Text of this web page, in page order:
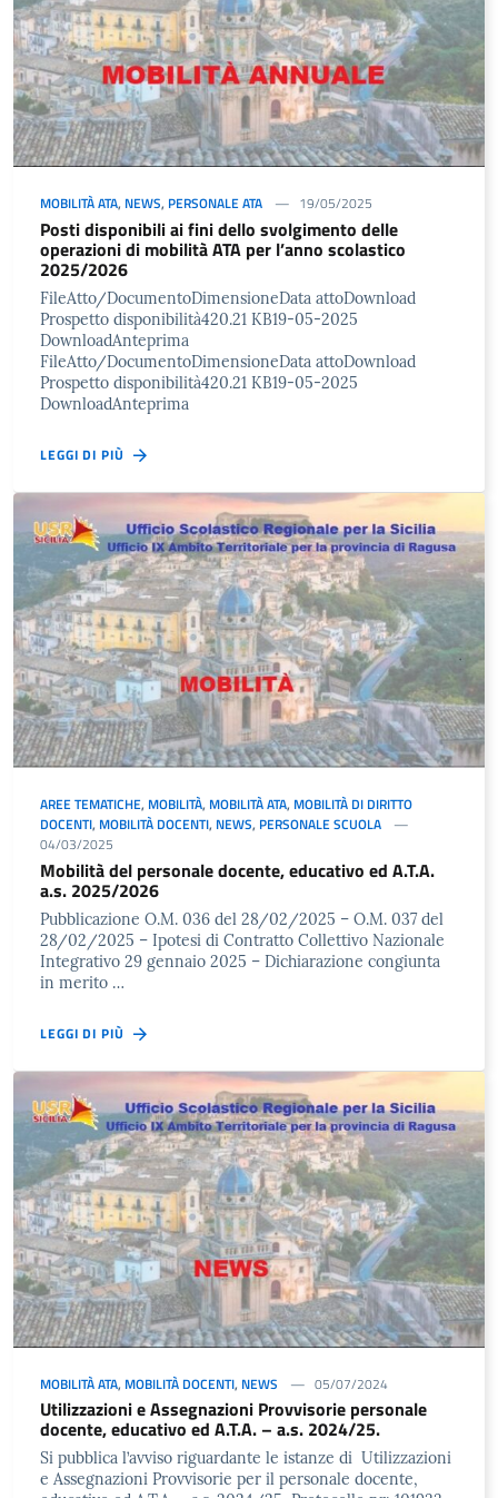
MOBILITÀ ATA, NEWS, PERSONALE ATA 19/05/2025
Posti disponibili ai fini dello svolgimento delle
operazioni di mobilità ATA per l’anno scolastico
2025/2026
FileAtto/DocumentoDimensioneData attoDownload
Prospetto disponibilità420.21 KB19-05-2025
DownloadAnteprima
FileAtto/DocumentoDimensioneData attoDownload
Prospetto disponibilità420.21 KB19-05-2025
DownloadAnteprima
LEGGI DI PIÙ
AREE TEMATICHE, MOBILITÀ, MOBILITÀ ATA, MOBILITÀ DI DIRITTO
DOCENTI, MOBILITÀ DOCENTI, NEWS, PERSONALE SCUOLA
04/03/2025
Mobilità del personale docente, educativo ed A.T.A.
a.s. 2025/2026
Pubblicazione O.M. 036 del 28/02/2025 – O.M. 037 del
28/02/2025 – Ipotesi di Contratto Collettivo Nazionale
Integrativo 29 gennaio 2025 – Dichiarazione congiunta
in merito …
LEGGI DI PIÙ
MOBILITÀ ATA, MOBILITÀ DOCENTI, NEWS 05/07/2024
Utilizzazioni e Assegnazioni Provvisorie personale
docente, educativo ed A.T.A. – a.s. 2024/25.
Si pubblica l’avviso riguardante le istanze di Utilizzazioni
e Assegnazioni Provvisorie per il personale docente,